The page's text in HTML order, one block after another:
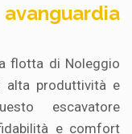
flotta di Noleggio
alta produttività e
escavatore
e comfort